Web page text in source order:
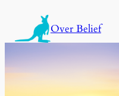
を
ス
キ
ッ
Over Belief